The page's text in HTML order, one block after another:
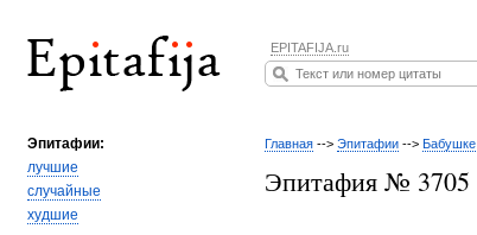
EPITAFIJA.ru
Эпитафии:
лучшие
случайные
худшие
Главная --> Эпитафии --> Бабушке
Эпитафия № 3705